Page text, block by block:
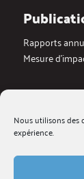
Nous utilisons des
expérience.
Rapports
Mesure
Dernières
Blog
Medias